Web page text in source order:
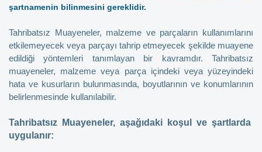
şartnamenin bilinmesini gereklidir.
Tahribatsız Muayeneler, malzeme ve parçaların kullanımlarını
etkilemeyecek veya parçayı tahrip etmeyecek şekilde muayene
edildiği yöntemleri tanımlayan bir kavramdır. Tahribatsız
muayeneler, malzeme veya parça içindeki veya yüzeyindeki
hata ve kusurların bulunmasında, boyutlarının ve konumlarının
belirlenmesinde kullanılabilir.
Tahribatsız Muayeneler, aşağıdaki koşul ve şartlarda
uygulanır: